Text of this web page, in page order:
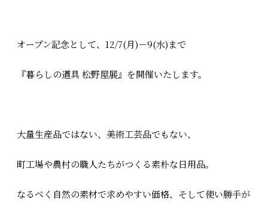
オープン記念として、12/7(月)－9(水)まで
『暮らしの道具 松野屋展』を開催いたします。
大量生産品ではない、美術工芸品でもない、
町工場や農村の職人たちがつくる素朴な日用品。
なるべく自然の素材で求めやすい価格、そして使い勝手が